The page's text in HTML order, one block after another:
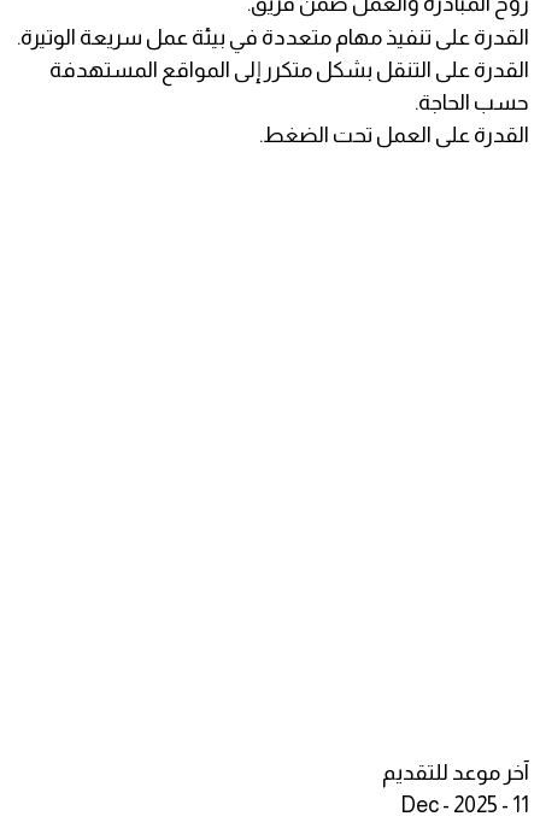
القدرة على تنفيذ مهام متعددة في بيئة عمل سريعة الوتيرة.
القدرة على التنقل بشكل متكرر إلى المواقع المستهدفة
حسب الحاجة.
القدرة على العمل تحت الضغط.
آخر موعد للتقديم
11 - Dec - 2025